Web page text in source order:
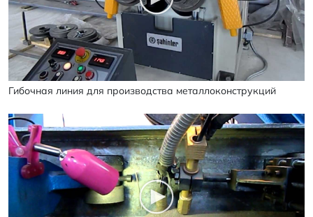
Гибочная линия для производства металлоконструкций